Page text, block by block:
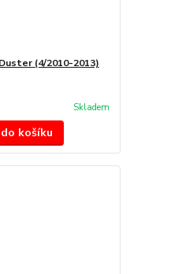
(4/2010-2013)
Skladem
košíku